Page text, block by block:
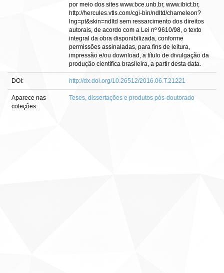
por meio dos sites www.bce.unb.br, www.ibict.br,
http://hercules.vtls.com/cgi-bin/ndltd/chameleon?
lng=pt&skin=ndltd sem ressarcimento dos direitos
autorais, de acordo com a Lei nº 9610/98, o texto
integral da obra disponibilizada, conforme
permissões assinaladas, para fins de leitura,
impressão e/ou download, a título de divulgação da
produção científica brasileira, a partir desta data.
DOI: http://dx.doi.org/10.26512/2016.06.T.21221
Aparece nas
coleções:
Teses, dissertações e produtos pós-doutorado